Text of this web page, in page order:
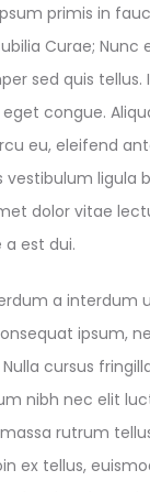
primis in
Curae; Nunc
sed quis tellus.
congue.
eu, eleifend
vestibulum ligula
dolor vitae
a est dui.
a interdum
ipsum,
cursus
nibh nec elit
rutrum
ex tellus,